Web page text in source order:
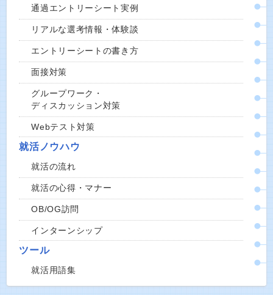
通過エントリーシート実例
リアルな選考情報・体験談
エントリーシートの書き方
面接対策
グループワーク・
ディスカッション対策
Webテスト対策
就活ノウハウ
就活の流れ
就活の心得・マナー
OB/OG訪問
インターンシップ
ツール
就活用語集